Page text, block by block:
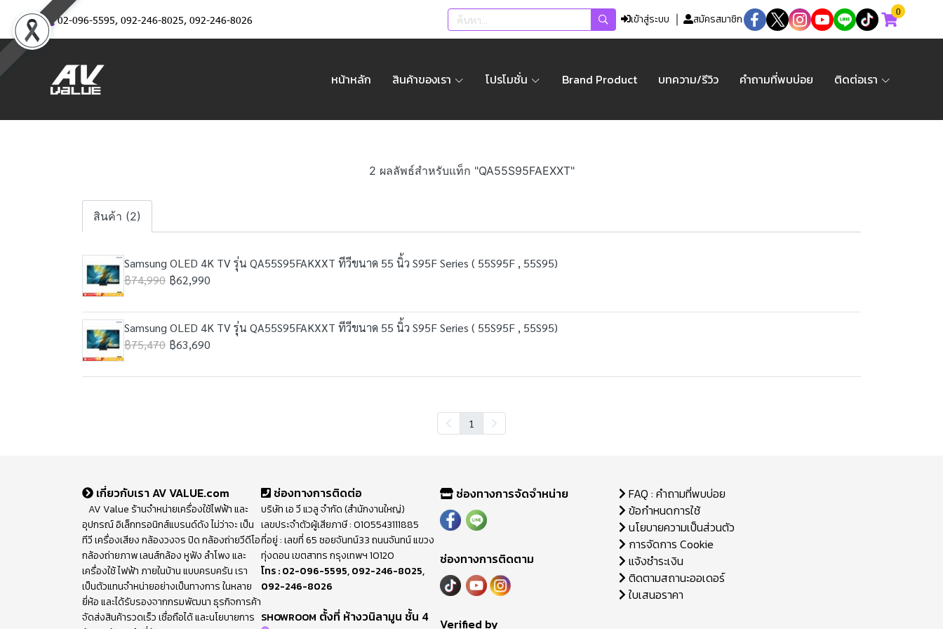
02-096-5595, 092-246-8025, 092-246-8026 เข้าสู่ระบบ สมัครสมาชิก
0
หน้าหลัก สินค้าของเรา โปรโมชั่น Brand Product บทความ/รีวิว คำถามที่พบบ่อย ติดต่อเรา
2 ผลลัพธ์สำหรับแท็ก "QA55S95FAEXXT"
สินค้า (2)
Samsung OLED 4K TV รุ่น QA55S95FAKXXT ทีวีขนาด 55 นิ้ว S95F Series ( 55S95F , 55S95)
฿74,990 ฿62,990
Samsung OLED 4K TV รุ่น QA55S95FAKXXT ทีวีขนาด 55 นิ้ว S95F Series ( 55S95F , 55S95)
฿75,470 ฿63,690
1
เกี่ยวกับเรา AV VALUE.com
AV Value ร้านจำหน่ายเครื่องใช้ไฟฟ้า และ
อุปกรณ์ อิเล็กทรอนิกส์แบรนด์ดัง ไม่ว่าจะ เป็น
ทีวี เครื่องเสียง กล้องวงจร ปิด กล้องถ่ายวีดีโอ
กล้องถ่ายภาพ เลนส์กล้อง หูฟัง ลำโพง และ
เครื่องใช้ ไฟฟ้า ภายในบ้าน แบบครบครัน เรา
เป็นตัวแทนจำหน่ายอย่างเป็นทางการ ในหลาย
ยี่ห้อ และได้รับรองจากกรมพัฒนา ธุรกิจการค้า
จัดส่งสินค้ารวดเร็ว เชื่อถือได้ และนโยบายการ
ช่องทางการติดต่อ
บริษัท เอ วี แวลู จำกัด (สำนักงานใหญ่)
เลขประจำตัวผู้เสียภาษี : 0105543111885
ที่อยู่ : เลขที่ 65 ซอยจันทน์33 ถนนจันทน์ แขวง
ทุ่งดอน เขตสาทร กรุงเทพฯ 10120
โทร :02-096-5595,092-246-8025,
092-246-8026
SHOWROOM ตั้งที่ ห้างวนิลามูน ชั้น 4
ช่องทางการจัดจำหน่าย
ช่องทางการติดตาม
Verified by
FAQ : คำถามที่พบบ่อย
ข้อกำหนดการใช้
นโยบายความเป็นส่วนตัว
การจัดการ Cookie
แจ้งชำระเงิน
ติดตามสถานะออเดอร์
ใบเสนอราคา